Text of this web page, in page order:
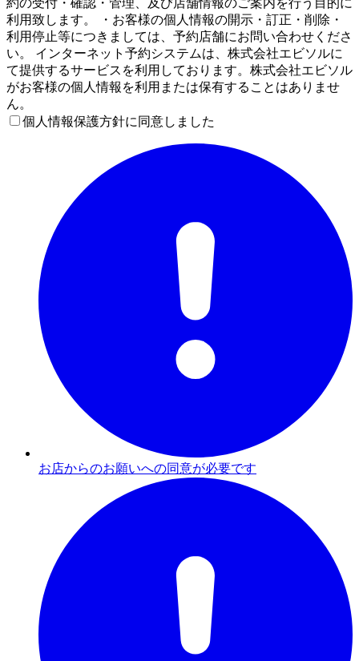
利用致します。 ・お客様の個人情報の開示・訂正・削除・
利用停止等につきましては、予約店舗にお問い合わせくださ
い。 インターネット予約システムは、株式会社エビソルに
て提供するサービスを利用しております。株式会社エビソル
がお客様の個人情報を利用または保有することはありませ
ん。
個人情報保護方針に同意しました
お店からのお願いへの同意が必要です